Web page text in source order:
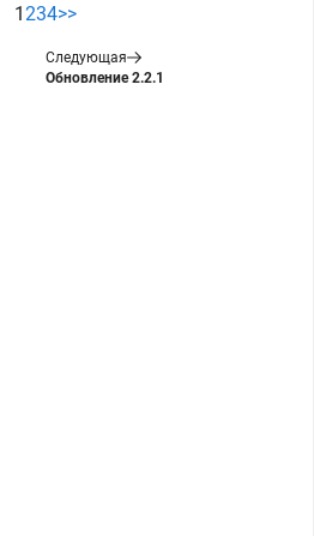
1234>>
Следующая
Обновление 2.2.1